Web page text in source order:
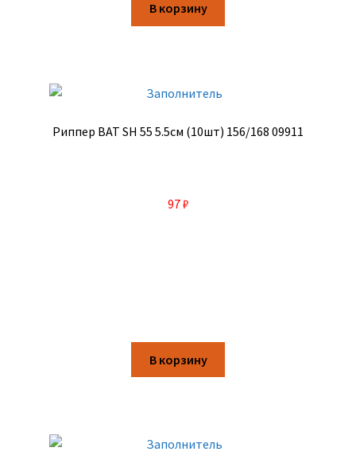
В корзину
Риппер BAT SH 55 5.5см (10шт) 156/168 09911
97₽
В корзину